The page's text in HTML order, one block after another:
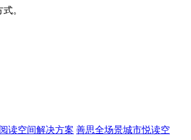
。
读空间解决方案 善思全场景城市悦读空